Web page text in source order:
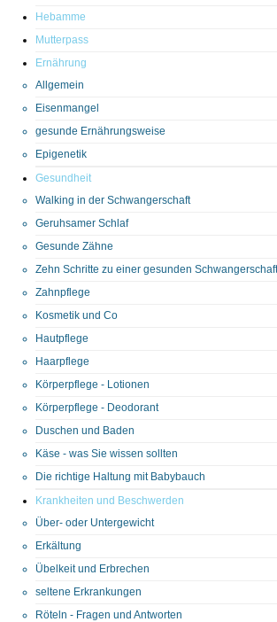
Hebamme
Mutterpass
Ernährung
Allgemein
Eisenmangel
gesunde Ernährungsweise
Epigenetik
Gesundheit
Walking in der Schwangerschaft
Geruhsamer Schlaf
Gesunde Zähne
Zehn Schritte zu einer gesunden Schwangerschaft
Zahnpflege
Kosmetik und Co
Hautpflege
Haarpflege
Körperpflege - Lotionen
Körperpflege - Deodorant
Duschen und Baden
Käse - was Sie wissen sollten
Die richtige Haltung mit Babybauch
Krankheiten und Beschwerden
Über- oder Untergewicht
Erkältung
Übelkeit und Erbrechen
seltene Erkrankungen
Röteln - Fragen und Antworten